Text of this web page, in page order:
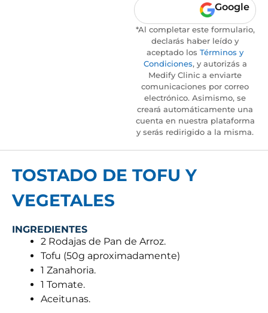
Google
*Al completar este formulario,
declarás haber leído y
aceptado los Términos y
Condiciones, y autorizás a
Medify Clinic a enviarte
comunicaciones por correo
electrónico. Asimismo, se
creará automáticamente una
cuenta en nuestra plataforma
y serás redirigido a la misma.
TOSTADO DE TOFU Y
VEGETALES
INGREDIENTES
2 Rodajas de Pan de Arroz.
Tofu (50g aproximadamente)
1 Zanahoria.
1 Tomate.
Aceitunas.